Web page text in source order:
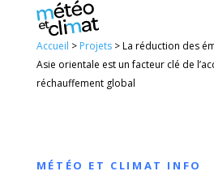
Accueil > Projets>La réduction des
Asie orientale est un facteur clé de
réchauffement global
MÉTÉO ET CLIMAT INFO